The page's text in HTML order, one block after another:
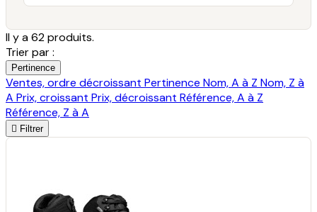
Il y a 62 produits.
Trier par :
Pertinence
Ventes, ordre décroissant Pertinence Nom, A à Z Nom, Z à
A Prix, croissant Prix, décroissant Référence, A à Z
Référence, Z à A
 Filtrer